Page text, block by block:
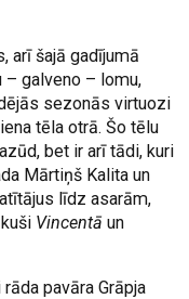
arī šajā gadījumā
– galveno – lomu,
sezonās virtuozi
tēla otrā. Šo tēlu
bet ir arī tādi, kuri
Mārtiņš Kalita un
līdz asarām,
Vincentāun
pavāra Grāpja